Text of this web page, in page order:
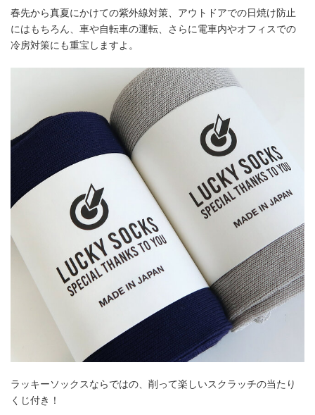
春先から真夏にかけての紫外線対策、アウトドアでの日焼け防止
にはもちろん、車や自転車の運転、さらに電車内やオフィスでの
冷房対策にも重宝しますよ。
ラッキーソックスならではの、削って楽しいスクラッチの当たり
くじ付き！